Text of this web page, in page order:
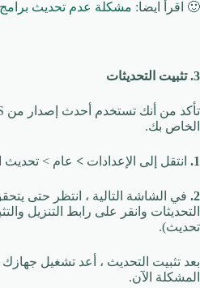
🙂 اقرأ ايضا: مشكلة عدم تحديث برامج
3. تثبيت التحديثات
الخاص بك.
1. انتقل إلى الإعدادات > عام > تحديث
2.
التحديثات وانقر على رابط التنزيل
تحديث).
بعد تثبيت التحديث ، أعد تشغيل
المشكلة الآن.